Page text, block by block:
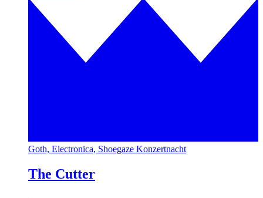
Goth, Electronica, Shoegaze Konzertnacht
The Cutter